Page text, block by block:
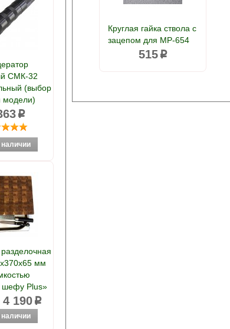
СМК-32
(выбор
модели)
p
мм
шефу Plus»
4 190p
Круглая гайка ствола с
зацепом для МР-654
515p